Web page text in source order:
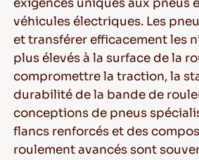
exigences uniques aux pneus
véhicules électriques. Les
et transférer efficacement les
plus élevés à la surface de la
compromettre la traction, la
durabilité de la bande de
conceptions de pneus
flancs renforcés et des
roulement avancés sont